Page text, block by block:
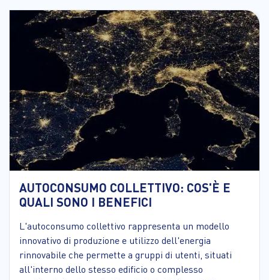
AUTOCONSUMO COLLETTIVO: COS'È E
QUALI SONO I BENEFICI
L'autoconsumo collettivo rappresenta un modello
innovativo di produzione e utilizzo dell'energia
rinnovabile che permette a gruppi di utenti, situati
all'interno dello stesso edificio o complesso